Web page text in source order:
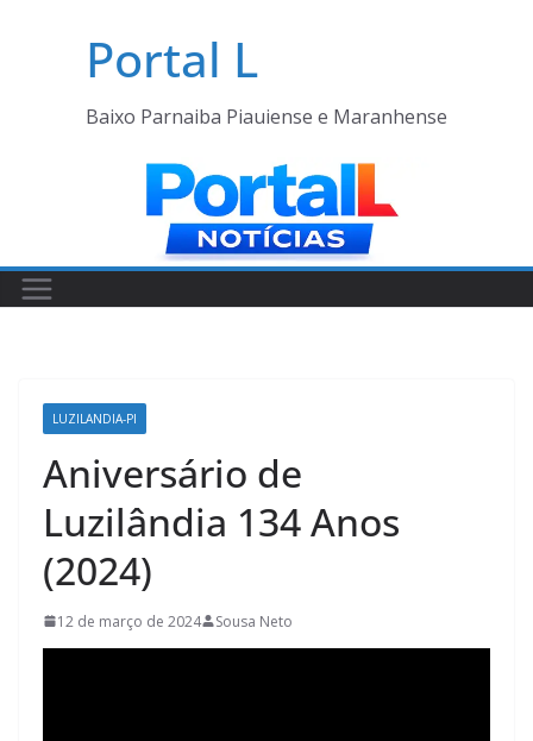
Portal L
Baixo Parnaiba Piauiense e Maranhense
LUZILANDIA-PI
Aniversário de
Luzilândia 134 Anos
(2024)
12 de março de 2024 Sousa Neto